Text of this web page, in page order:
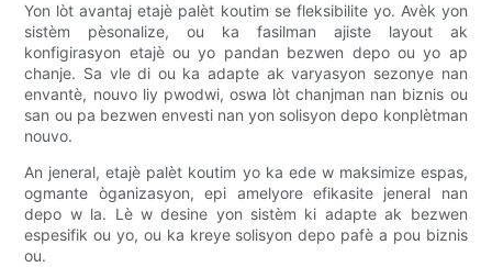
Yon lòt avantaj etajè palèt koutim se fleksibilite yo. Avèk yon
sistèm pèsonalize, ou ka fasilman ajiste layout ak
konfigirasyon etajè ou yo pandan bezwen depo ou yo ap
chanje. Sa vle di ou ka adapte ak varyasyon sezonye nan
envantè, nouvo liy pwodwi, oswa lòt chanjman nan biznis ou
san ou pa bezwen envesti nan yon solisyon depo konplètman
nouvo.
An jeneral, etajè palèt koutim yo ka ede w maksimize espas,
ogmante òganizasyon, epi amelyore efikasite jeneral nan
depo w la. Lè w desine yon sistèm ki adapte ak bezwen
espesifik ou yo, ou ka kreye solisyon depo pafè a pou biznis
ou.